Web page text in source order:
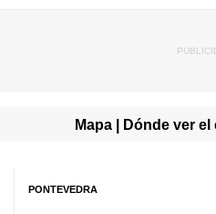
Mapa | Dónde ver
PONTEVEDRA